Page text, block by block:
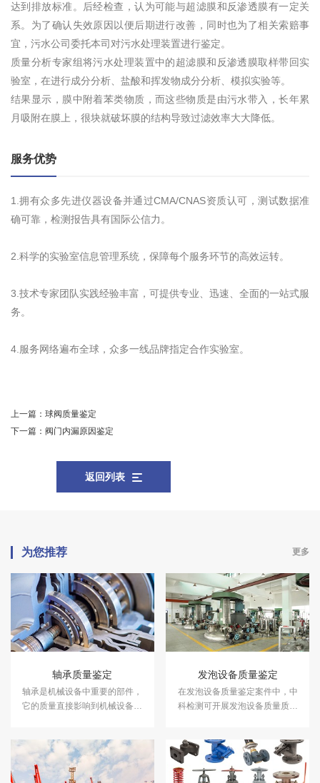
达到排放标准。后经检查，认为可能与超滤膜和反渗透膜有一定关
系。为了确认失效原因以便后期进行改善，同时也为了相关索赔事
宜，污水公司委托本司对污水处理装置进行鉴定。
质量分析专家组将污水处理装置中的超滤膜和反渗透膜取样带回实
验室，在进行成分分析、盐酸和挥发物成分分析、模拟实验等。
结果显示，膜中附着苯类物质，而这些物质是由污水带入，长年累
月吸附在膜上，很块就破坏膜的结构导致过滤效率大大降低。
服务优势
1.拥有众多先进仪器设备并通过CMA/CNAS资质认可，测试数据准
确可靠，检测报告具有国际公信力。
2.科学的实验室信息管理系统，保障每个服务环节的高效运转。
3.技术专家团队实践经验丰富，可提供专业、迅速、全面的一站式服
务。
4.服务网络遍布全球，众多一线品牌指定合作实验室。
上一篇： 球阀质量鉴定
下一篇： 阀门内漏原因鉴定
返回列表
为您推荐 更多
轴承质量鉴定
轴承是机械设备中重要的部件，
它的质量直接影响到机械设备的
质量鉴定服务。
发泡设备质量鉴定
在发泡设备质量鉴定案件中，中
科检测可开展发泡设备质量质量